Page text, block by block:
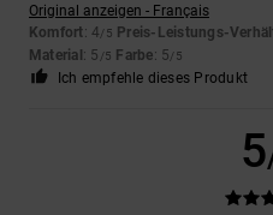
Original anzeigen - Français
Komfort: 4/5 Preis-Leistungs-
Material: 5 /5 Farbe: 5/5
Ich empfehle dieses Produkt
5